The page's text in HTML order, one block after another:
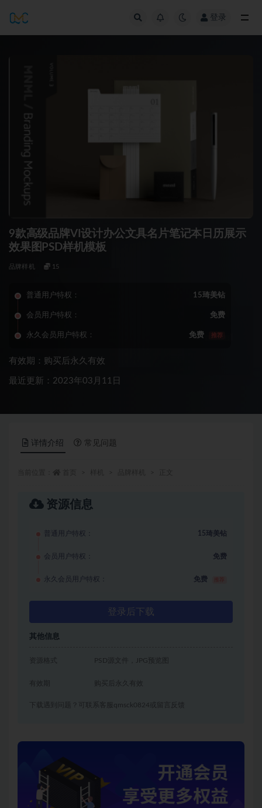
登录
9款高级品牌VI设计办公文具名片笔记本日历展示
效果图PSD样机模板
品牌样机 15
普通用户特权： 15琦美钻
会员用户特权： 免费
永久会员用户特权： 免费 推荐
有效期：购买后永久有效
最近更新：2023年03月11日
详情介绍 常见问题
资源信息
普通用户特权： 15琦美钻
会员用户特权： 免费
永久会员用户特权： 免费
登录后下载
其他信息
资源格式 PSD源文件，JPG预览图
有效期 购买后永久有效
下载遇到问题？可联系客服qmsck0824或留言反馈